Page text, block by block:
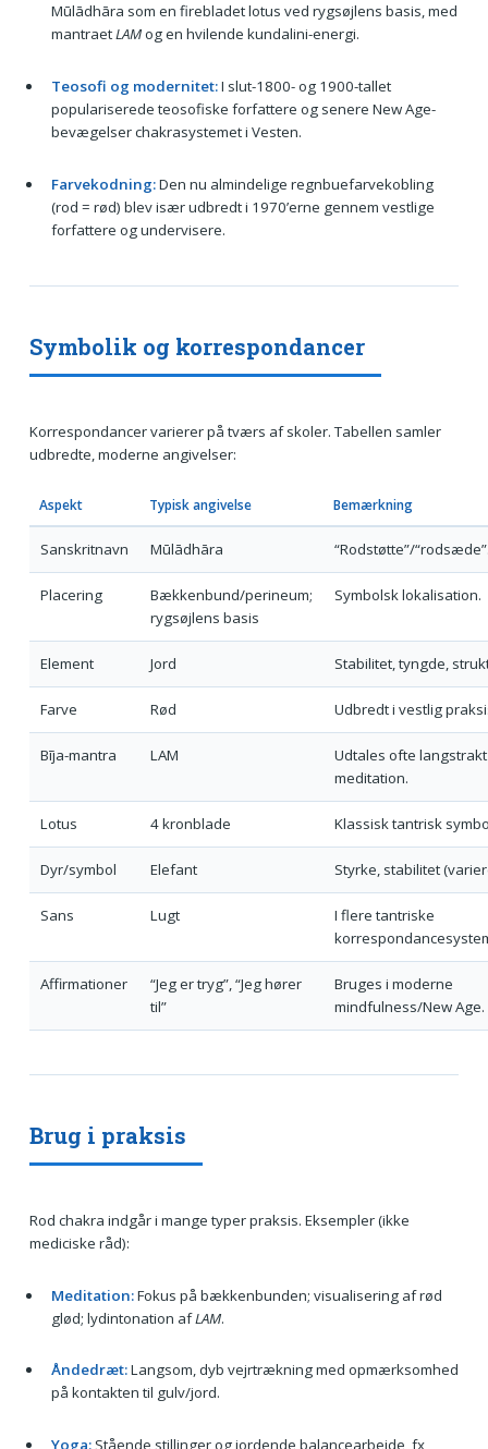
Mūlādhāra som en firebladet lotus ved rygsøjlens basis, med
mantraetLAMog en hvilende kundalini-energi.
Teosofi og modernitet:I slut-1800- og 1900-tallet
populariserede teosofiske forfattere og senere New Age-
bevægelser chakrasystemet i Vesten.
Farvekodning:Den nu almindelige regnbuefarvekobling
(rod = rød) blev især udbredt i 1970’erne gennem vestlige
forfattere og undervisere.
Symbolik og korrespondancer
Korrespondancer varierer på tværs af skoler. Tabellen samler
udbredte, moderne angivelser:
Aspekt Typisk angivelse Bemærkning
Sanskritnavn Mūlādhāra “Rodstøtte”/
Placering
Bækkenbund/perineum;
rygsøjlens basis
Symbolsk lokalisation.
Element Jord Stabilitet, tyngde,
Farve Rød Udbredt i vestlig
Bīja-mantra LAM
Udtales ofte
meditation.
Lotus 4 kronblade Klassisk tantrisk
Dyr/symbol Elefant Styrke, stabilitet
Sans Lugt
I flere tantriske
Affirmationer
“Jeg er tryg”, “Jeg hører
til”
Bruges i moderne
mindfulness/New Age.
Brug i praksis
Rod chakra indgår i mange typer praksis. Eksempler (ikke
mediciske råd):
Meditation:Fokus på bækkenbunden; visualisering af rød
glød; lydintonation afLAM.
Åndedræt:Langsom, dyb vejrtrækning med opmærksomhed
på kontakten til gulv/jord.
Yoga:Stående stillinger og jordende balancearbejde, fx